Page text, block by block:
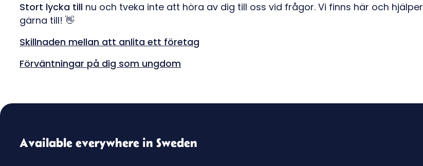
Stort lycka till nu och tveka inte att höra av dig till oss vid frågor. Vi finns här och hjälper
gärna till! 👋
Skillnaden mellan att anlita ett företag
Förväntningar på dig som ungdom
Available everywhere in Sweden